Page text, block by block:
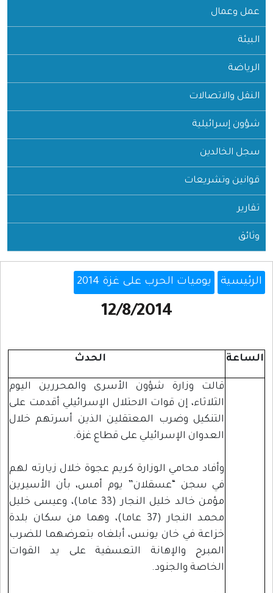
عمل وعمال
البيئة
الرياضة
النقل والاتصالات
شؤون إسرائيلية
سجل الخالدين
قوانين وتشريعات
تقارير
وثائق
الرئيسية يوميات الحرب على غزة 2014
12/8/2014
الساعة الحدث
قالت وزارة شؤون الأسرى والمحررين اليوم
الثلاثاء، إن قوات الاحتلال الإسرائيلي أقدمت على
التنكيل وضرب المعتقلين الذين أسرتهم خلال
العدوان الإسرائيلي على قطاع غزة.
وأفاد محامي الوزارة كريم عجوة خلال زيارته لهم
في سجن “عسقلان” يوم أمس، بأن الأسيرين
مؤمن خالد خليل النجار (33 عاما)، وعيسى خليل
محمد النجار (37 عاما)، وهما من سكان بلدة
خزاعة في خان يونس، أبلغاه بتعرضهما للضرب
المبرح والإهانة التعسفية على يد القوات
الخاصة والجنود.